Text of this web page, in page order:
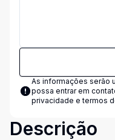
As informações serão
possa entrar em
privacidade e termos
Descrição